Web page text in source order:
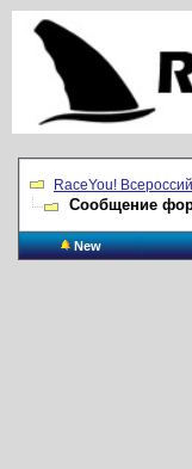
RaceYou!
Сообщение
New